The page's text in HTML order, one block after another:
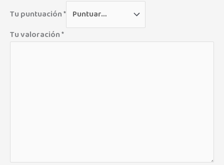
Tu puntuación*
Tu valoración*